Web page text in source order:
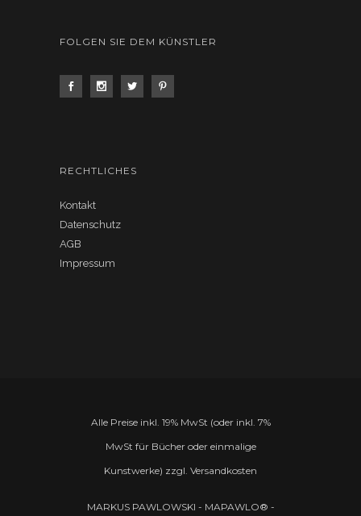
FOLGEN SIE DEM KÜNSTLER
RECHTLICHES
Kontakt
Datenschutz
AGB
Impressum
Alle Preise inkl. 19% MwSt (oder inkl. 7%
MwSt für Bücher oder einmalige
Kunstwerke) zzgl. Versandkosten
MARKUS PAWLOWSKI - MAPAWLO® -